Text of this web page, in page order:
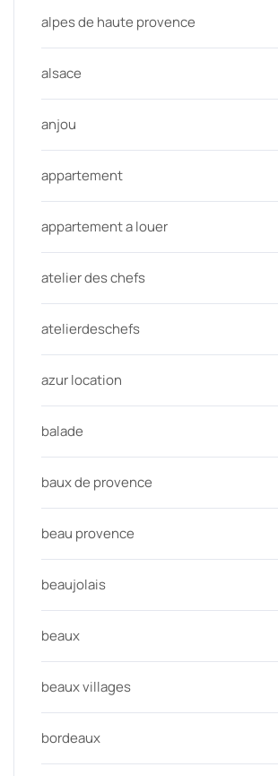
alpes de haute provence
alsace
anjou
appartement
appartement a louer
atelier des chefs
atelierdeschefs
azur location
balade
baux de provence
beau provence
beaujolais
beaux
beaux villages
bordeaux